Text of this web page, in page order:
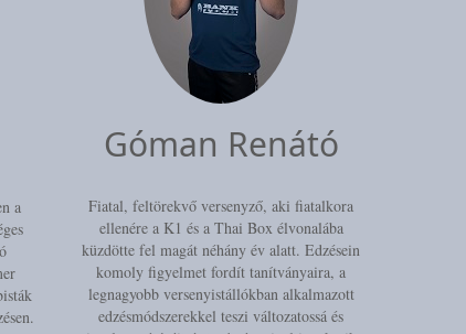
a
Góman Renátó
Fiatal, feltörekvő versenyző, aki fiatalkora
ellenére a K1 és a Thai Box élvonalába
küzdötte fel magát néhány év alatt. Edzésein
komoly figyelmet fordít tanítványaira, a
legnagyobb versenyistállókban alkalmazott
edzésmódszerekkel teszi változatossá és